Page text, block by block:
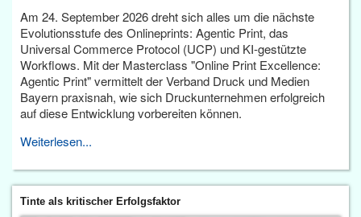
Am 24. September 2026 dreht sich alles um die nächste
Evolutionsstufe des Onlineprints: Agentic Print, das
Universal Commerce Protocol (UCP) und KI-gestützte
Workflows. Mit der Masterclass "Online Print Excellence:
Agentic Print" vermittelt der Verband Druck und Medien
Bayern praxisnah, wie sich Druckunternehmen erfolgreich
auf diese Entwicklung vorbereiten können.
Weiterlesen...
Tinte als kritischer Erfolgsfaktor